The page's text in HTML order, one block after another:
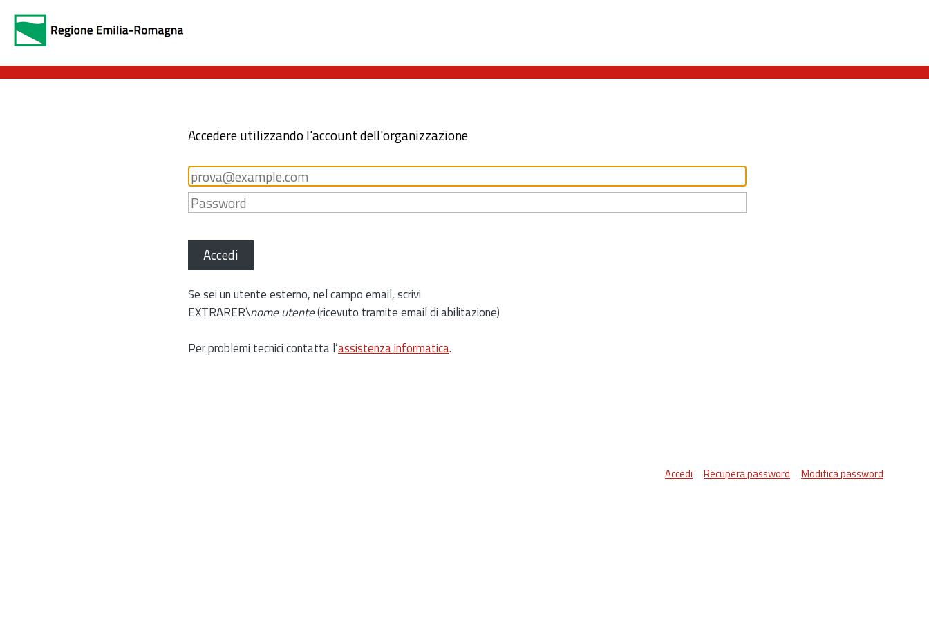
Accedere utilizzando l'account dell'organizzazione
Accedi
Se sei un utente esterno, nel campo email, scrivi
EXTRARER\nome utente(ricevuto tramite email di abilitazione)
Per problemi tecnici contatta l’assistenza informatica.
Accedi Recupera password Modifica password